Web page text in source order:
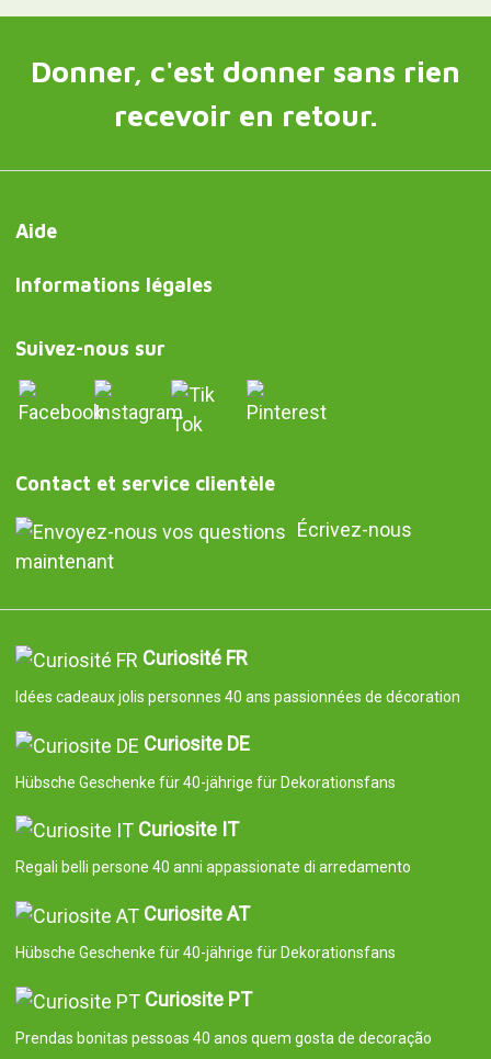
Donner, c'est donner sans rien
recevoir en retour.
Aide
Informations légales
Suivez-nous sur
Contact et service clientèle
Écrivez-nous
maintenant
Curiosité FR
Idées cadeaux jolis personnes 40 ans passionnées de décoration
Curiosite DE
Hübsche Geschenke für 40-jährige für Dekorationsfans
Curiosite IT
Regali belli persone 40 anni appassionate di arredamento
Curiosite AT
Hübsche Geschenke für 40-jährige für Dekorationsfans
Curiosite PT
Prendas bonitas pessoas 40 anos quem gosta de decoração